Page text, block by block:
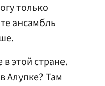
только
ансамбль
этой стране.
Алупке? Там